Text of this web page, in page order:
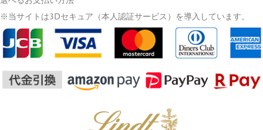
※当サイトは3Dセキュア（本人認証サービス）を導入しています。